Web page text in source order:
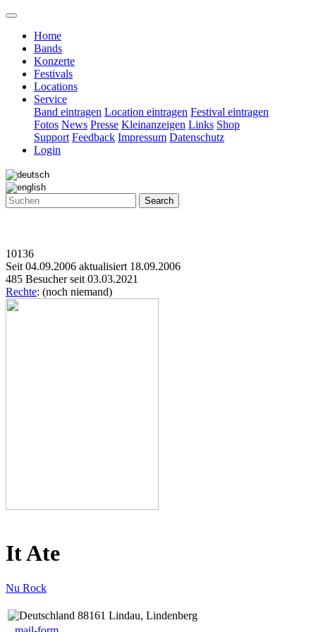
Home
Bands
Konzerte
Festivals
Locations
Service
Band eintragen Location eintragen Festival eintragen
Fotos News Presse Kleinanzeigen Links Shop
Support Feedback Impressum Datenschutz
Login
Search
10136
Seit 04.09.2006 aktualisiert 18.09.2006
485 Besucher seit 03.03.2021
Rechte: (noch niemand)
It Ate
Nu Rock
88161 Lindau, Lindenberg